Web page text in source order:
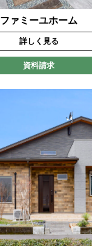
ファミーユホーム
詳しく見る
資料請求